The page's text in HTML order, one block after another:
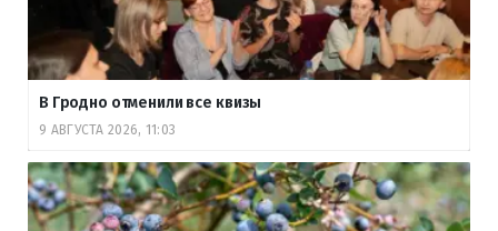
В Гродно отменили все квизы
9 АВГУСТА 2026, 11:03